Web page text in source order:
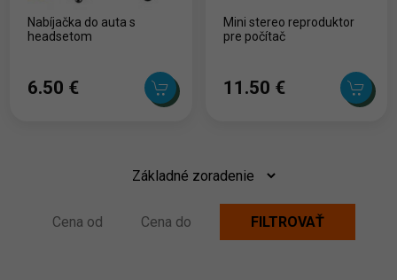
Nabíjačka do auta s
headsetom
6.50 ‎€
Mini stereo reproduktor
pre počítač
11.50 ‎€